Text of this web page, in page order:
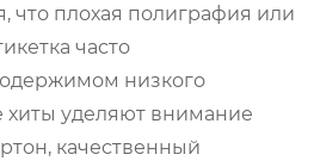
что плохая полиграфия или
часто
низкого
хиты уделяют внимание
качественный